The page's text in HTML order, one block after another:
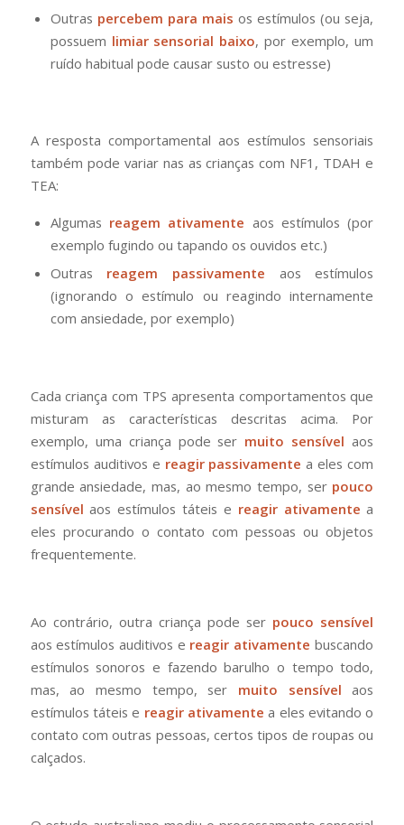
Outras percebem para maisos estímulos (ou seja,
possuem limiar sensorial baixo, por exemplo, um
ruído habitual pode causar susto ou estresse)
A resposta comportamental aos estímulos sensoriais
também pode variar nas as crianças com NF1, TDAH e
TEA:
Algumas reagem ativamente aos estímulos (por
exemplo fugindo ou tapando os ouvidos etc.)
Outras reagem passivamente aos estímulos
(ignorando o estímulo ou reagindo internamente
com ansiedade, por exemplo)
Cada criança com TPS apresenta comportamentos que
misturam as características descritas acima. Por
exemplo, uma criança pode ser muito sensível aos
estímulos auditivos e reagir passivamentea eles com
grande ansiedade, mas, ao mesmo tempo, ser pouco
sensível aos estímulos táteis e reagir ativamente a
eles procurando o contato com pessoas ou objetos
frequentemente.
Ao contrário, outra criança pode ser pouco sensível
aos estímulos auditivos e reagir ativamente buscando
estímulos sonoros e fazendo barulho o tempo todo,
mas, ao mesmo tempo, ser muito sensível aos
estímulos táteis e reagir ativamente a eles evitando o
contato com outras pessoas, certos tipos de roupas ou
calçados.